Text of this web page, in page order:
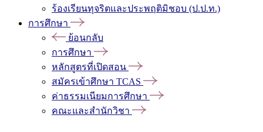
ร้องเรียนทุจริตและประพฤติมิชอบ (ป.ป.ท.)
การศึกษา
ย้อนกลับ
การศึกษา
หลักสูตรที่เปิดสอน
สมัครเข้าศึกษา TCAS
ค่าธรรมเนียมการศึกษา
คณะและสำนักวิชา